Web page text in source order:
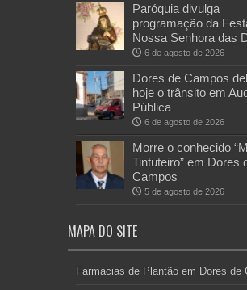
Paróquia divulga
programação da
Nossa Senhora das
6 de agosto de 2026
Dores de Campos
hoje o trânsito em
Pública
6 de agosto de 2026
Morre o conhecido
Tintuteiro” em Dores
Campos
5 de agosto de 2026
MAPA DO SITE
Farmácias de Plantão em Dores de